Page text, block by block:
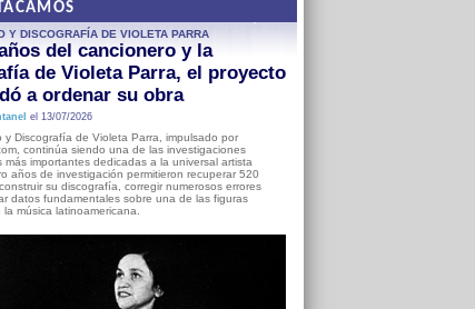
Y DISCOGRAFÍA DE VIOLETA PARRA
del cancionero y la
de Violeta Parra, el proyecto
a ordenar su obra
el 13/07/2026
y Discografía de Violeta Parra, impulsado por
continúa siendo una de las investigaciones
más importantes dedicadas a la universal artista
años de investigación permitieron recuperar 520
su discografía, corregir numerosos errores
datos fundamentales sobre una de las figuras
música latinoamericana.